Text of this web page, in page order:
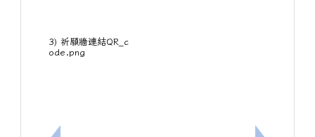
3) 祈願牆連結QR_c
ode.png